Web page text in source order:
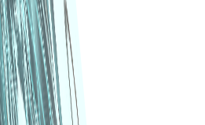
stocurilor